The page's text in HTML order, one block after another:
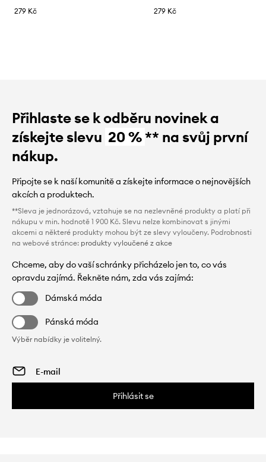
279 Kč
279 Kč
Přihlaste se k odběru novinek a
získejte slevu 20 %** na svůj první
nákup.
Připojte se k naší komunitě a získejte informace o nejnovějších
akcích a produktech.
**Sleva je jednorázová, vztahuje se na nezlevněné produkty a platí při
nákupu v min. hodnotě 1 900 Kč. Slevu nelze kombinovat s jinými
akcemi a některé produkty mohou být ze slevy vyloučeny. Podrobnosti
na webové stránce: produkty vyloučené z akce
Chceme, aby do vaší schránky přicházelo jen to, co vás
opravdu zajímá. Řekněte nám, zda vás zajímá:
Dámská móda
Pánská móda
Výběr nabídky je volitelný.
Přihlásit se